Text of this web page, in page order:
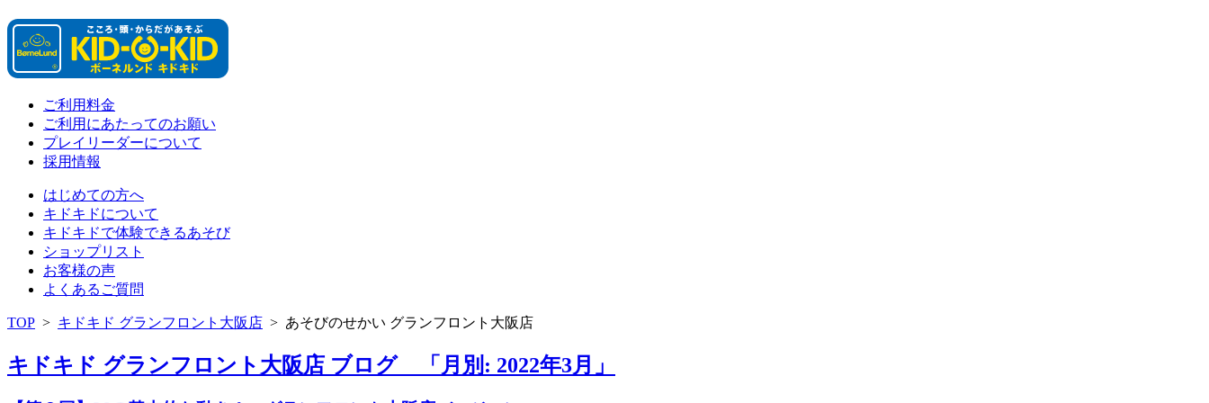
ご利用料金
ご利用にあたってのお願い
プレイリーダーについて
採用情報
はじめての方へ
キドキドについて
キドキドで体験できるあそび
ショップリスト
お客様の声
よくあるご質問
TOP > キドキド グランフロント大阪店 > あそびのせかい グランフロント大阪店
キドキド グランフロント大阪店 ブログ 「月別: 2022年3月」